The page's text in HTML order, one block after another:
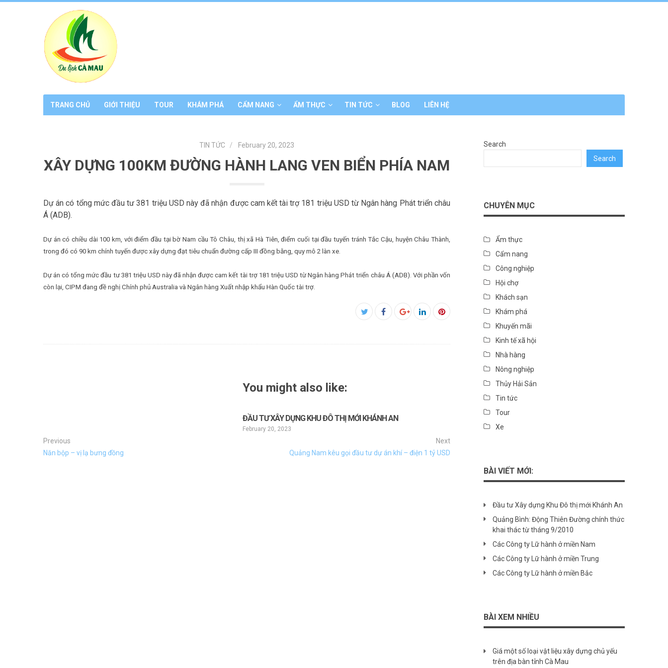
TRANG CHỦ GIỚI THIỆU TOUR KHÁM PHÁ CẨM NANG ẨM THỰC TIN TỨC BLOG LIÊN HỆ
TIN TỨC February 20, 2023
XÂY DỰNG 100KM ĐƯỜNG HÀNH LANG VEN BIỂN PHÍA NAM
Dự án có tổng mức đầu tư 381 triệu USD này đã nhận được cam kết tài trợ 181 triệu USD từ Ngân hàng Phát triển châu
Á (ADB).
Dự án có chiều dài 100 km, với điểm đầu tại bờ Nam cầu Tô Châu, thị xã Hà Tiên, điểm cuối tại đầu tuyến tránh Tắc Cậu, huyện Châu Thành,
trong đó có 90 km chính tuyến được xây dựng đạt tiêu chuẩn đường cấp III đồng bằng, quy mô 2 làn xe.
Dự án có tổng mức đầu tư 381 triệu USD này đã nhận được cam kết tài trợ 181 triệu USD từ Ngân hàng Phát triển châu Á (ADB). Với phần vốn
còn lại, CIPM đang đề nghị Chính phủ Australia và Ngân hàng Xuất nhập khẩu Hàn Quốc tài trợ.
Facebook
You might also like:
ĐẦU TƯ XÂY DỰNG KHU ĐÔ THỊ MỚI KHÁNH AN
February 20, 2023
Previous
Năn bộp – vị lạ bưng đồng
Next
Quảng Nam kêu gọi đầu tư dự án khí – điện 1 tỷ USD
Search
Search
CHUYÊN MỤC
Ẩm thực
Cẩm nang
Công nghiệp
Hội chợ
Khách sạn
Khám phá
Khuyến mãi
Kinh tế xã hội
Nhà hàng
Nông nghiệp
Thủy Hải Sản
Tin tức
Tour
Xe
BÀI VIẾT MỚI:
Đầu tư Xây dựng Khu Đô thị mới Khánh An
Quảng Bình: Động Thiên Đường chính thức
khai thác từ tháng 9/2010
Các Công ty Lữ hành ở miền Nam
Các Công ty Lữ hành ở miền Trung
Các Công ty Lữ hành ở miền Bắc
BÀI XEM NHIỀU
Giá một số loại vật liệu xây dựng chủ yếu
trên địa bàn tỉnh Cà Mau